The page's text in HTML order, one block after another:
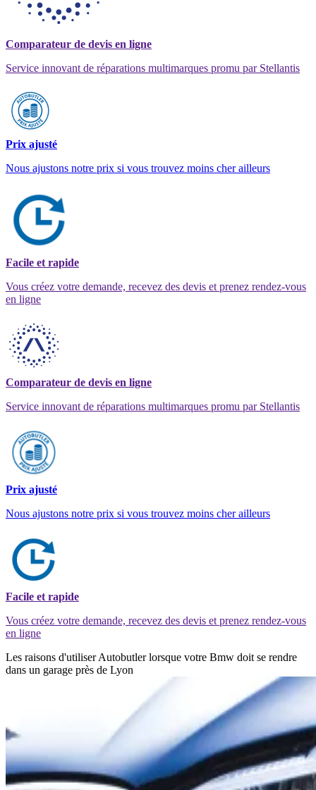
Comparateur de devis en ligne
Service innovant de réparations multimarques promu par Stellantis
Prix ajusté
Nous ajustons notre prix si vous trouvez moins cher ailleurs
Facile et rapide
Vous créez votre demande, recevez des devis et prenez rendez-vous
en ligne
Comparateur de devis en ligne
Service innovant de réparations multimarques promu par Stellantis
Prix ajusté
Nous ajustons notre prix si vous trouvez moins cher ailleurs
Facile et rapide
Vous créez votre demande, recevez des devis et prenez rendez-vous
en ligne
Les raisons d'utiliser Autobutler lorsque votre Bmw doit se rendre
dans un garage près de Lyon